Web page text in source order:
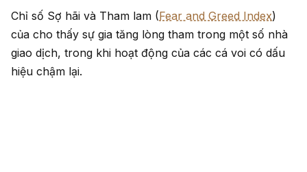
Chỉ số Sợ hãi và Tham lam (Fear and Greed Index)
của cho thấy sự gia tăng lòng tham trong một số nhà
giao dịch, trong khi hoạt động của các cá voi có dấu
hiệu chậm lại.